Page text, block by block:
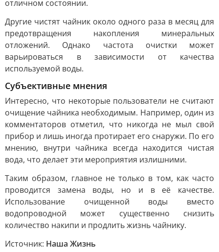
отличном состоянии.
Другие чистят чайник около одного раза в месяц для
предотвращения накопления минеральных
отложений. Однако частота очистки может
варьироваться в зависимости от качества
используемой воды.
Субъективные мнения
Интересно, что некоторые пользователи не считают
очищение чайника необходимым. Например, один из
комментаторов отметил, что никогда не мыл свой
прибор и лишь иногда протирает его снаружи. По его
мнению, внутри чайника всегда находится чистая
вода, что делает эти мероприятия излишними.
Таким образом, главное не только в том, как часто
проводится замена воды, но и в её качестве.
Использование очищенной воды вместо
водопроводной может существенно снизить
количество накипи и продлить жизнь чайнику.
Источник: Наша Жизнь